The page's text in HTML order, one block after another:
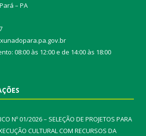
– PA
08:00 às 12:00 e de 14:00 às 18:00
Nº 01/2026 – SELEÇÃO DE PROJETOS PARA
CULTURAL COM RECURSOS DA